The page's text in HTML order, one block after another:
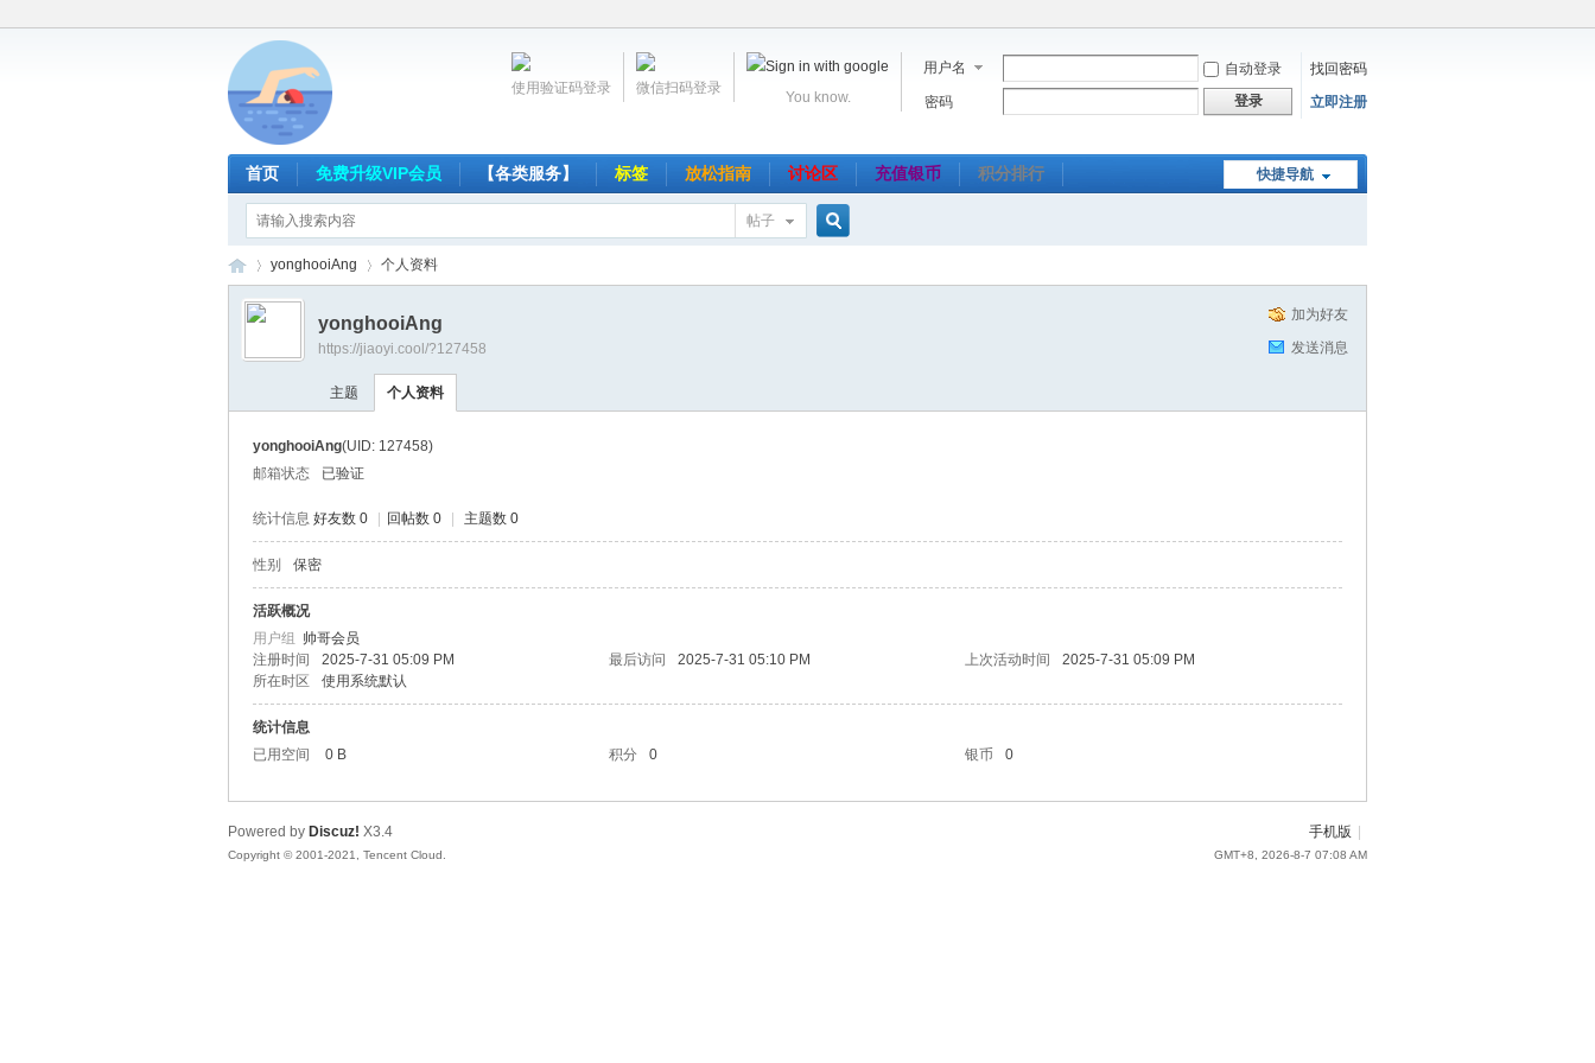
用户名 自动登录
找回密码
密码
登录 立即注册
You know.
微信扫码登录
使用验证码登录
快捷导航
首页 免费升级VIP会员 【各类服务】 标签 放松指南 讨论区 充值银币 积分排行
帖子
网
›
yonghooiAng 个人资料
加为好友
发送消息
yonghooiAng
https://jiaoyi.cool/?127458
主题 个人资料
yonghooiAng(UID: 127458)
邮箱状态
已验证
统计信息 好友数 0 回帖数 0 主题数 0
性别 保密
活跃概况
用户组 帅哥会员
注册时间
2025-7-31 05:09 PM 最后访问 2025-7-31 05:10 PM 上次活动时间
2025-7-31 05:09 PM
所在时区
使用系统默认
统计信息
已用空间
0 B 积分 0 银币 0
手机版
GMT+8, 2026-8-7 07:08 AM
Powered by Discuz! X3.4
Copyright © 2001-2021, Tencent Cloud.